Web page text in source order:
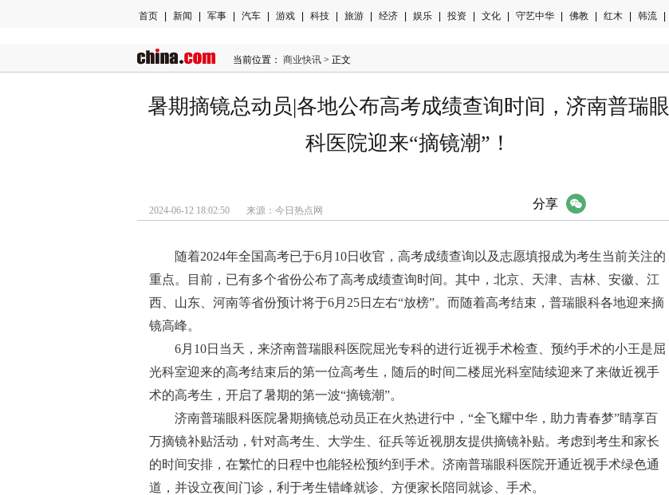
首页 新闻 军事 汽车 游戏 科技 旅游 经济 娱乐 投资 文化 守艺中华 佛教 红木 韩流
当前位置： 商业快讯 > 正文
暑期摘镜总动员|各地公布高考成绩查询时间，济南普瑞眼
科医院迎来“摘镜潮”！
2024-06-12 18:02:50 来源：今日热点网 分享
随着2024年全国高考已于6月10日收官，高考成绩查询以及志愿填报成为考生当前关注的
重点。目前，已有多个省份公布了高考成绩查询时间。其中，北京、天津、吉林、安徽、江
西、山东、河南等省份预计将于6月25日左右“放榜”。而随着高考结束，普瑞眼科各地迎来摘
镜高峰。
6月10日当天，来济南普瑞眼科医院屈光专科的进行近视手术检查、预约手术的小王是屈
光科室迎来的高考结束后的第一位高考生，随后的时间二楼屈光科室陆续迎来了来做近视手
术的高考生，开启了暑期的第一波“摘镜潮”。
济南普瑞眼科医院暑期摘镜总动员正在火热进行中，“全飞耀中华，助力青春梦”睛享百
万摘镜补贴活动，针对高考生、大学生、征兵等近视朋友提供摘镜补贴。考虑到考生和家长
的时间安排，在繁忙的日程中也能轻松预约到手术。济南普瑞眼科医院开通近视手术绿色通
道，并设立夜间门诊，利于考生错峰就诊、方便家长陪同就诊、手术。